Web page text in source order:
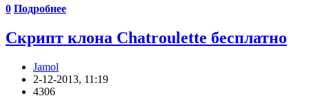
0 Подробнее
Скрипт клона Chatroulette бесплатно
Jamol
2-12-2013, 11:19
4306